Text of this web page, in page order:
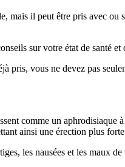
il peut être pris avec
sur votre état de santé et
pris, vous ne devez pas
comme un
ainsi une érection plus
les nausées et les maux de